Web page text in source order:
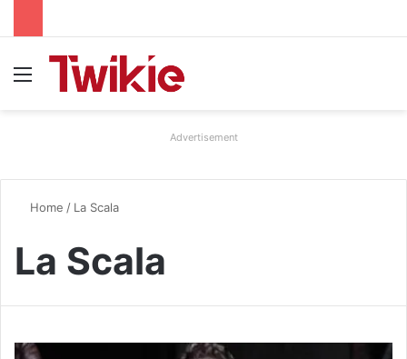
Advertisement
Home / La Scala
La Scala